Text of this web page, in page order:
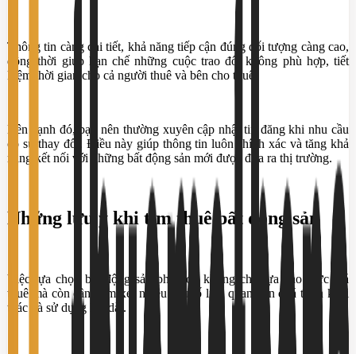
Thông tin càng chi tiết, khả năng tiếp cận đúng đối tượng càng cao,
đồng thời giúp hạn chế những cuộc trao đổi không phù hợp, tiết
kiệm thời gian cho cả người thuê và bên cho thuê.
Bên cạnh đó, bạn nên thường xuyên cập nhật tin đăng khi nhu cầu
có sự thay đổi. Điều này giúp thông tin luôn chính xác và tăng khả
năng kết nối với những bất động sản mới được đưa ra thị trường.
Những lưu ý khi tìm thuê bất động sản
Việc lựa chọn bất động sản phù hợp không chỉ dựa vào mức giá
thuê mà còn cần xem xét nhiều yếu tố liên quan đến quá trình khai
thác và sử dụng lâu dài.